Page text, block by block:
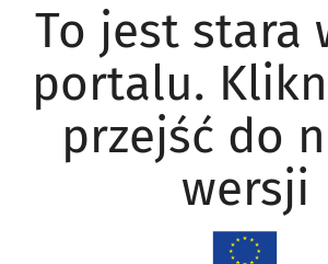
To jest stara
portalu.
przejść do
wersji